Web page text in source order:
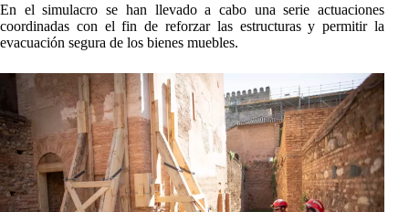
En el simulacro se han llevado a cabo una serie actuaciones
coordinadas con el fin de reforzar las estructuras y permitir la
evacuación segura de los bienes muebles.